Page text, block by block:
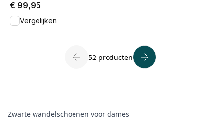
€ 99,95
Vergelijken
52 producten
Zwarte wandelschoenen voor dames